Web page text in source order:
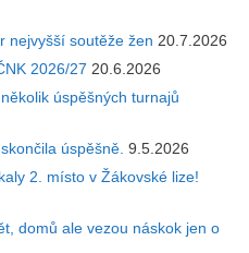
nejvyšší soutěže žen 20.7.2026
2026/27 20.6.2026
úspěšných turnajů
úspěšně. 9.5.2026
2. místo v Žákovské lize!
domů ale vezou náskok jen o